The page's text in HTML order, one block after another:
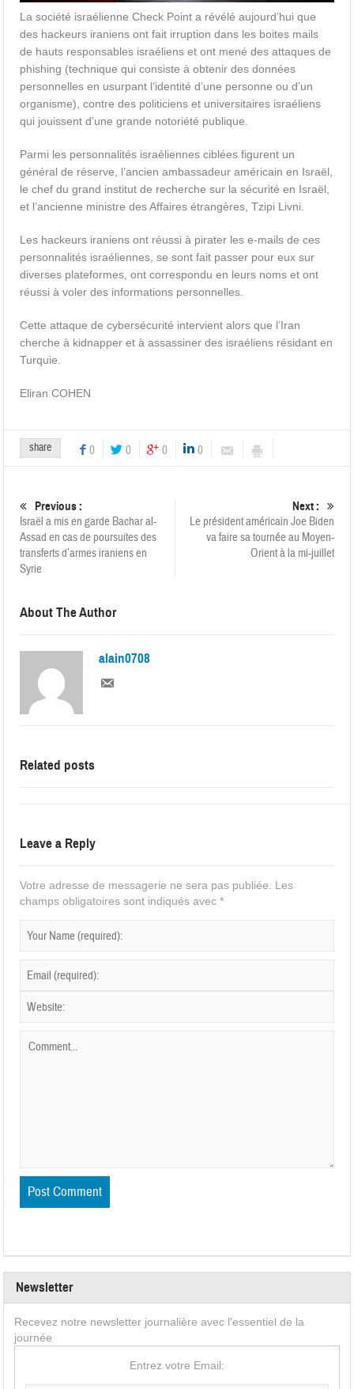
La société israélienne Check Point a révélé aujourd’hui que
des hackeurs iraniens ont fait irruption dans les boites mails
de hauts responsables israéliens et ont mené des attaques de
phishing (technique qui consiste à obtenir des données
personnelles en usurpant l’identité d’une personne ou d’un
organisme), contre des politiciens et universitaires israéliens
qui jouissent d’une grande notoriété publique.
Parmi les personnalités israéliennes ciblées figurent un
général de réserve, l’ancien ambassadeur américain en Israël,
le chef du grand institut de recherche sur la sécurité en Israël,
et l’ancienne ministre des Affaires étrangères, Tzipi Livni.
Les hackeurs iraniens ont réussi à pirater les e-mails de ces
personnalités israéliennes, se sont fait passer pour eux sur
diverses plateformes, ont correspondu en leurs noms et ont
réussi à voler des informations personnelles.
Cette attaque de cybersécurité intervient alors que l’Iran
cherche à kidnapper et à assassiner des israéliens résidant en
Turquie.
Eliran COHEN
share 0 0 0 0
Previous :
Israël a mis en garde Bachar al-
Assad en cas de poursuites des
transferts d’armes iraniens en
Syrie
Next :
Le président américain Joe Biden
va faire sa tournée au Moyen-
Orient à la mi-juillet
About The Author
alain0708
Related posts
Leave a Reply
Votre adresse de messagerie ne sera pas publiée. Les
champs obligatoires sont indiqués avec*
Newsletter
Recevez notre newsletter journalière avec l'essentiel de la
journée
Entrez votre Email: